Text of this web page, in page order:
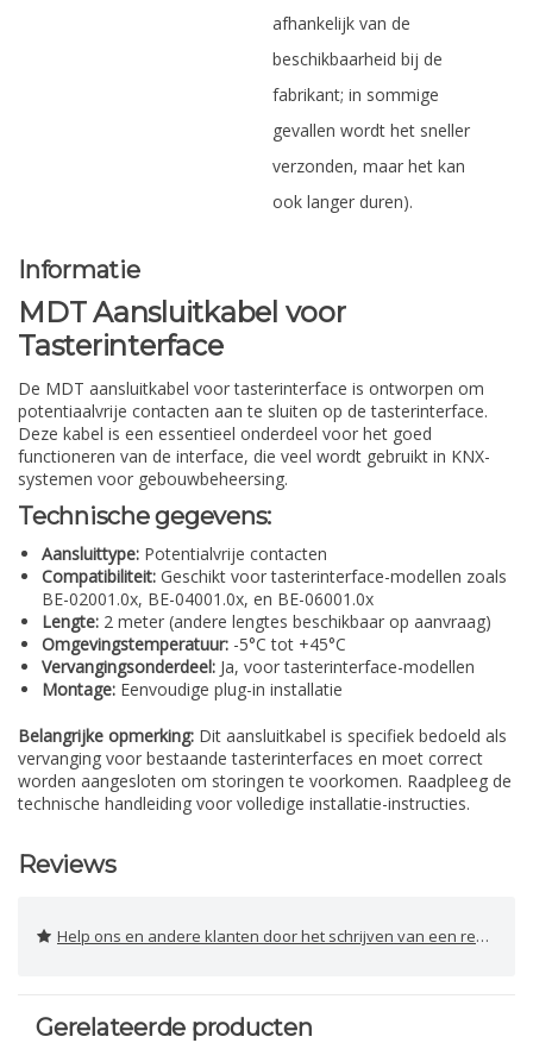
afhankelijk van de
beschikbaarheid bij de
fabrikant; in sommige
gevallen wordt het sneller
verzonden, maar het kan
ook langer duren).
Informatie
MDT Aansluitkabel voor
Tasterinterface
De MDT aansluitkabel voor tasterinterface is ontworpen om
potentiaalvrije contacten aan te sluiten op de tasterinterface.
Deze kabel is een essentieel onderdeel voor het goed
functioneren van de interface, die veel wordt gebruikt in KNX-
systemen voor gebouwbeheersing.
Technische gegevens:
Aansluittype: Potentialvrije contacten
Compatibiliteit: Geschikt voor tasterinterface-modellen zoals
BE-02001.0x, BE-04001.0x, en BE-06001.0x
Lengte: 2 meter (andere lengtes beschikbaar op aanvraag)
Omgevingstemperatuur: -5°C tot +45°C
Vervangingsonderdeel: Ja, voor tasterinterface-modellen
Montage: Eenvoudige plug-in installatie
Belangrijke opmerking: Dit aansluitkabel is specifiek bedoeld als
vervanging voor bestaande tasterinterfaces en moet correct
worden aangesloten om storingen te voorkomen. Raadpleeg de
technische handleiding voor volledige installatie-instructies.
Reviews
Help ons en andere klanten door het schrijven van een review
Gerelateerde producten